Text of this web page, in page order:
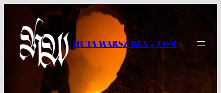
treści
HUTA WARSZAWA |.| COM